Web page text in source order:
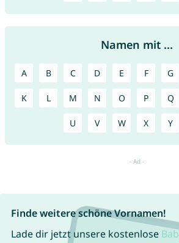
Namen mit ...
A B C D E F G
K L M N O P Q
U V W X Y
Finde weitere schöne Vornamen!
Lade dir jetzt unsere kostenlose